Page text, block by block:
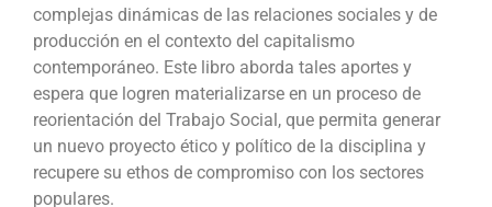
complejas dinámicas de las relaciones sociales y de
producción en el contexto del capitalismo
contemporáneo. Este libro aborda tales aportes y
espera que logren materializarse en un proceso de
reorientación del Trabajo Social, que permita generar
un nuevo proyecto ético y político de la disciplina y
recupere su ethos de compromiso con los sectores
populares.